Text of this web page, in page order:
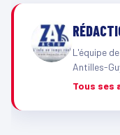
L'équipe
Antilles-
Tous ses